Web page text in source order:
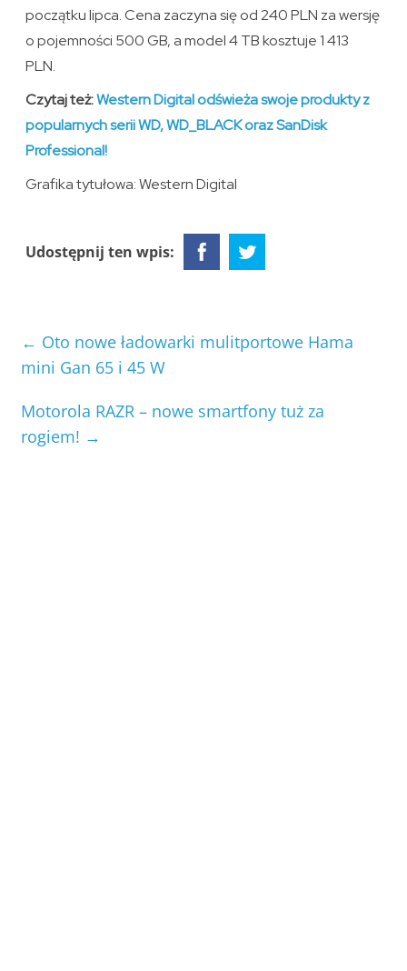
początku lipca. Cena zaczyna się od 240 PLN za wersję
o pojemności 500 GB, a model 4 TB kosztuje 1 413
PLN.
Czytaj też:Western Digital odświeża swoje produkty z
popularnych serii WD, WD_BLACK oraz SanDisk
Professional!
Grafika tytułowa: Western Digital
Udostępnij ten wpis:
← Oto nowe ładowarki mulitportowe Hama
mini Gan 65 i 45 W
Motorola RAZR – nowe smartfony tuż za
rogiem! →